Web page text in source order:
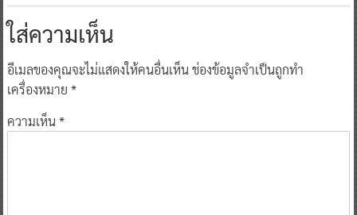
ใส่ความเห็น
อีเมลของคุณจะไม่แสดงให้คนอื่นเห็นช่องข้อมูลจำเป็นถูกทำ
เครื่องหมาย *
ความเห็น*